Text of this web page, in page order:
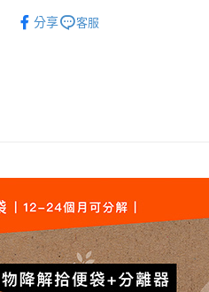
宅配分享 客服